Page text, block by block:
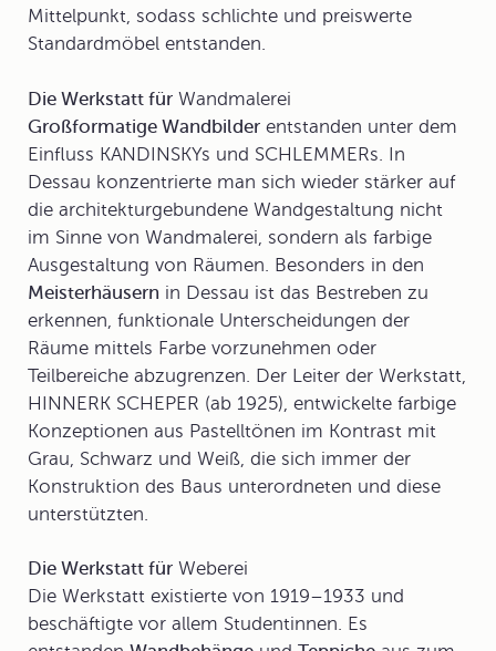
Mittelpunkt, sodass schlichte und preiswerte
Standardmöbel entstanden.
Die Werkstatt für Wandmalerei
Großformatige Wandbilder entstanden unter dem
Einfluss KANDINSKYs und SCHLEMMERs. In
Dessau konzentrierte man sich wieder stärker auf
die architekturgebundene Wandgestaltung nicht
im Sinne von Wandmalerei, sondern als farbige
Ausgestaltung von Räumen. Besonders in den
Meisterhäusern in Dessau ist das Bestreben zu
erkennen, funktionale Unterscheidungen der
Räume mittels Farbe vorzunehmen oder
Teilbereiche abzugrenzen. Der Leiter der Werkstatt,
HINNERK SCHEPER (ab 1925), entwickelte farbige
Konzeptionen aus Pastelltönen im Kontrast mit
Grau, Schwarz und Weiß, die sich immer der
Konstruktion des Baus unterordneten und diese
unterstützten.
Die Werkstatt für Weberei
Die Werkstatt existierte von 1919–1933 und
beschäftigte vor allem Studentinnen. Es